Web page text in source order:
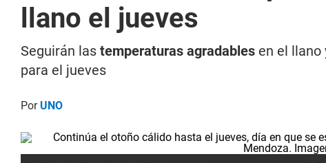
llano el jueves
Seguirán las temperaturas agradables en el llano
para el jueves
PorUNO